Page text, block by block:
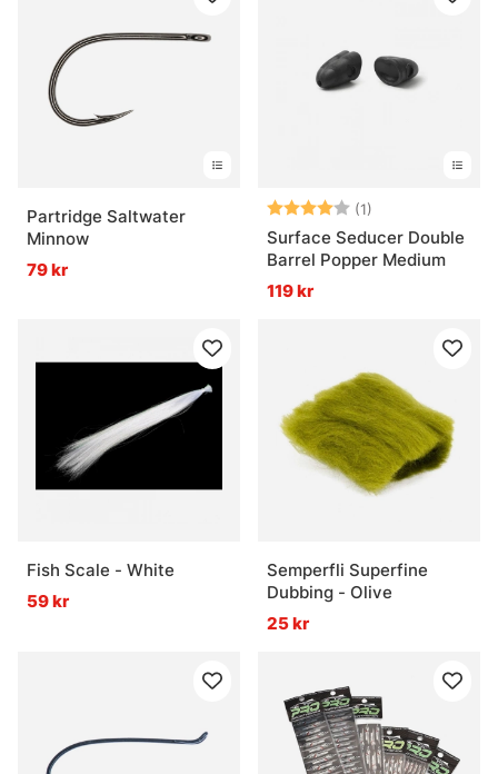
Partridge Saltwater
Minnow
79 kr
Betyg: (1)
Surface Seducer Double
Barrel Popper Medium
119 kr
Fish Scale - White
59 kr
Semperfli Superfine
Dubbing - Olive
25 kr